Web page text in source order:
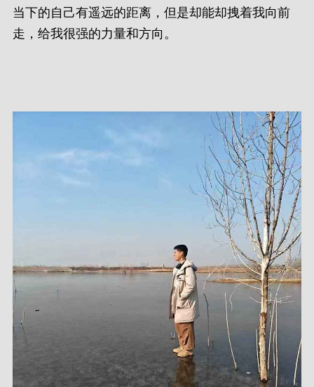
当下的自己有遥远的距离，但是却能却拽着我向前
走，给我很强的力量和方向。